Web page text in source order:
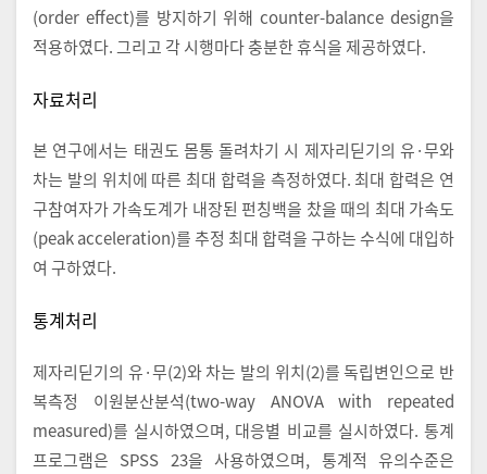
(order effect)를 방지하기 위해 counter-balance design을
적용하였다. 그리고 각 시행마다 충분한 휴식을 제공하였다.
자료처리
본 연구에서는 태권도 몸통 돌려차기 시 제자리딛기의 유·무와
차는 발의 위치에 따른 최대 합력을 측정하였다. 최대 합력은 연
구참여자가 가속도계가 내장된 펀칭백을 찼을 때의 최대 가속도
(peak acceleration)를 추정 최대 합력을 구하는 수식에 대입하
여 구하였다.
통계처리
제자리딛기의 유·무(2)와 차는 발의 위치(2)를 독립변인으로 반
복측정 이원분산분석(two-way ANOVA with repeated
measured)를 실시하였으며, 대응별 비교를 실시하였다. 통계
프로그램은 SPSS 23을 사용하였으며, 통계적 유의수준은